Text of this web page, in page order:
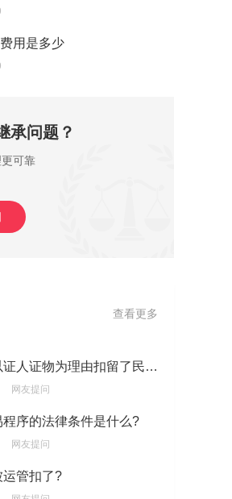
用是多少
承问题？
可靠
查看更多
网友提问
序的法律条件是什么?
网友提问
管扣了?
网友提问